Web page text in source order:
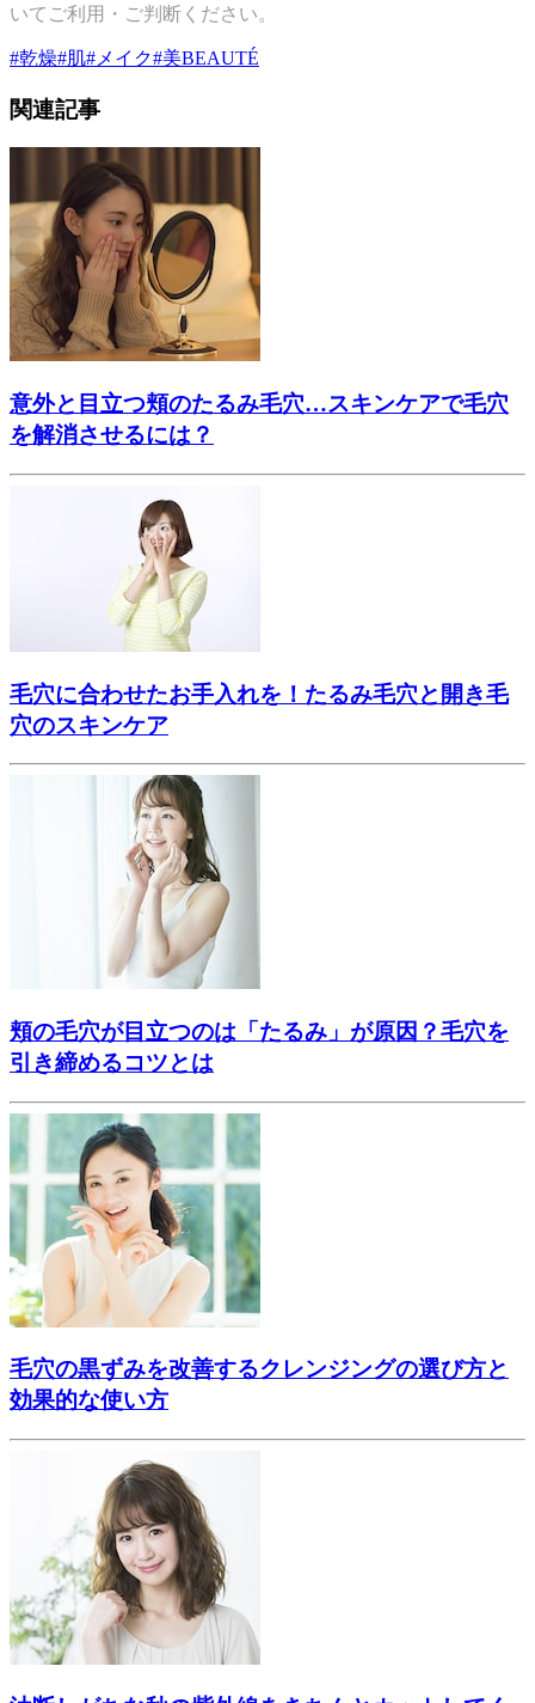
いてご利用・ご判断ください。
#乾燥#肌# メイク#美BEAUTÉ
関連記事
意外と目立つ頬のたるみ毛穴…スキンケアで毛穴
を解消させるには？
毛穴に合わせたお手入れを！たるみ毛穴と開き毛
穴のスキンケア
頬の毛穴が目立つのは「たるみ」が原因？毛穴を
引き締めるコツとは
毛穴の黒ずみを改善するクレンジングの選び方と
効果的な使い方